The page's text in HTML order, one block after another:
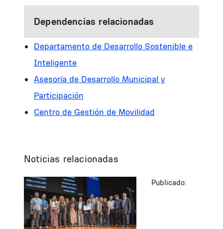
Dependencias relacionadas
Departamento de Desarrollo Sostenible e
Inteligente
Asesoría de Desarrollo Municipal y
Participación
Centro de Gestión de Movilidad
Noticias relacionadas
Publicado: